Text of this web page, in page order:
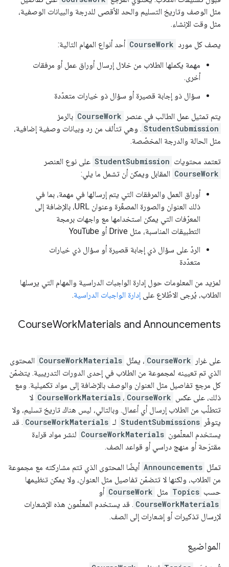
مثل الوصف وتاريخ التسليم والحد الأقصى للدرجة والبيانات الوصفية،
مثل وقت الإنشاء.
يصف كل مورد CourseWork أحد أنواع المهام التالية:
مهمة يكملها الطلاب من خلال إرسال أوراق عمل أو مرفقات
أخرى.
سؤال ذو إجابة قصيرة أو سؤال ذو خيارات متعدّدة
يتم تمثيل عمل الطالب في عنصر CourseWork بالرمز
StudentSubmission . وهي تتألف من رد وبيانات وصفية إضافية،
مثل الحالة والدرجة المخصّصة.
تعتمد محتويات StudentSubmission على نوع العنصر
CourseWork المقابل ويمكن أن تشمل ما يلي:
أوراق العمل والمرفقات التي يتم إرسالها في مهمة، بما في
ذلك العنوان والصورة المصغّرة وعنوان URL، بالإضافة إلى
المعرّفات التي يمكن استخدامها مع واجهات برمجة
التطبيقات المناسبة، مثل Drive أو YouTube
الردّ على سؤال ذي إجابة قصيرة أو سؤال ذي خيارات
متعدّدة
لمزيد من المعلومات حول إدارة الواجبات الدراسية والمهام التي يرسلها
الطلاب، يُرجى الاطّلاع على إدارة الواجبات الدراسية.
CourseWorkMaterials and Announcements
على غرار CourseWork ، يمثّل CourseWorkMaterials المحتوى
الذي تم تعيينه لمجموعة من الطلاب في إحدى الدورات التدريبية. يتضمّن
كل مرجع تفاصيل مثل العنوان والوصف بالإضافة إلى مواد تكميلية. ومع
ذلك، على عكس CourseWork ، CourseWorkMaterials لا
تتطلّب من الطلاب إرسال أي أعمال. وبالتالي، ليس هناك تاريخ تسليم، ولا
يتوفّر StudentSubmissions لـ CourseWorkMaterials . قد
يستخدم المعلّمون CourseWorkMaterials لنشر مواد قراءة
مقترَحة أو منهج دراسي أو قواعد الصف.
تمثّل Announcements أيضًا المحتوى الذي تتم مشاركته مع مجموعة
من الطلاب، ولكنها لا تتضمّن تفاصيل مثل العنوان، ولا يمكن تنظيمها
حسب Topics مثل CourseWork أو
CourseWorkMaterials . قد يستخدم المعلّمون هذه الإشعارات
لإرسال تذكيرات أو إشعارات إلى الصف.
المواضيع